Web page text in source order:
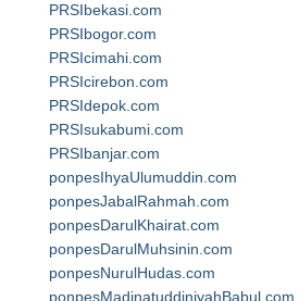
PRSIbekasi.com
PRSIbogor.com
PRSIcimahi.com
PRSIcirebon.com
PRSIdepok.com
PRSIsukabumi.com
PRSIbanjar.com
ponpesIhyaUlumuddin.com
ponpesJabalRahmah.com
ponpesDarulKhairat.com
ponpesDarulMuhsinin.com
ponpesNurulHudas.com
ponpesMadinatuddiniyahBabul.com